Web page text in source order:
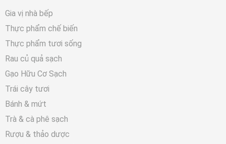
Gia vị nhà bếp
Thực phẩm chế biến
Thực phẩm tươi sống
Rau củ quả sạch
Gạo Hữu Cơ Sạch
Trái cây tươi
Bánh & mứt
Trà & cà phê sạch
Rượu & thảo dược